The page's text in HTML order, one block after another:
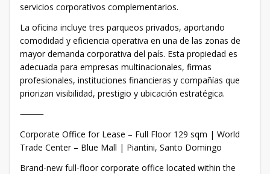
servicios corporativos complementarios.
La oficina incluye tres parqueos privados, aportando
comodidad y eficiencia operativa en una de las zonas de
mayor demanda corporativa del país. Esta propiedad es
adecuada para empresas multinacionales, firmas
profesionales, instituciones financieras y compañías que
priorizan visibilidad, prestigio y ubicación estratégica.
⸻
Corporate Office for Lease – Full Floor 129 sqm | World
Trade Center – Blue Mall | Piantini, Santo Domingo
Brand-new full-floor corporate office located within the